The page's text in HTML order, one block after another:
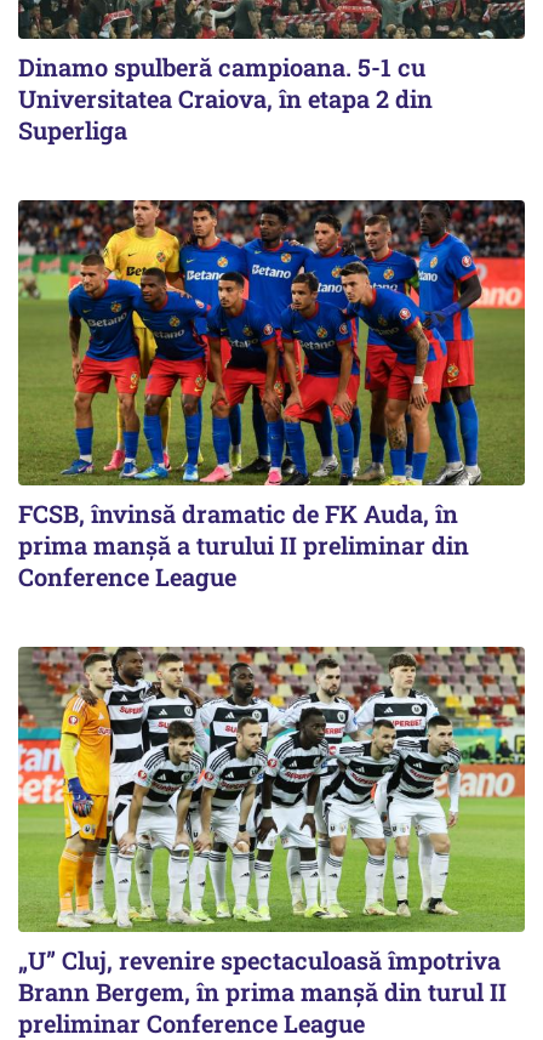
Dinamo spulberă campioana. 5-1 cu
Universitatea Craiova, în etapa 2 din
Superliga
FCSB, învinsă dramatic de FK Auda, în
prima manșă a turului II preliminar din
Conference League
„U” Cluj, revenire spectaculoasă împotriva
Brann Bergem, în prima manșă din turul II
preliminar Conference League